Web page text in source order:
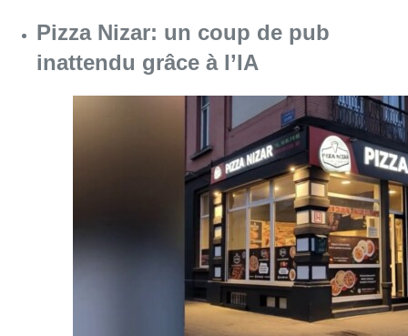
Consulter l'article "Pizza Nizar: un coup de
Foire du Midi: les visiteurs au
rendez-vous grâce à la météo